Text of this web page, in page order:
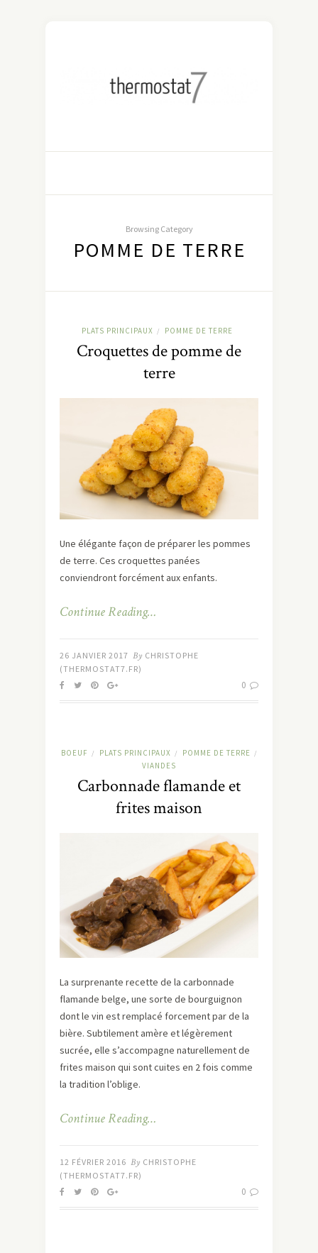
Browsing Category
POMME DE TERRE
PLATS PRINCIPAUX / POMME DE TERRE
Croquettes de pomme de
terre
Une élégante façon de préparer les pommes
de terre. Ces croquettes panées
conviendront forcément aux enfants.
Continue Reading…
26 JANVIER 2017 By CHRISTOPHE
(THERMOSTAT7.FR)
0
BOEUF / PLATS PRINCIPAUX / POMME DE TERRE /
VIANDES
Carbonnade flamande et
frites maison
La surprenante recette de la carbonnade
flamande belge, une sorte de bourguignon
dont le vin est remplacé forcement par de la
bière. Subtilement amère et légèrement
sucrée, elle s’accompagne naturellement de
frites maison qui sont cuites en 2 fois comme
la tradition l’oblige.
Continue Reading…
12 FÉVRIER 2016 By CHRISTOPHE
(THERMOSTAT7.FR)
0